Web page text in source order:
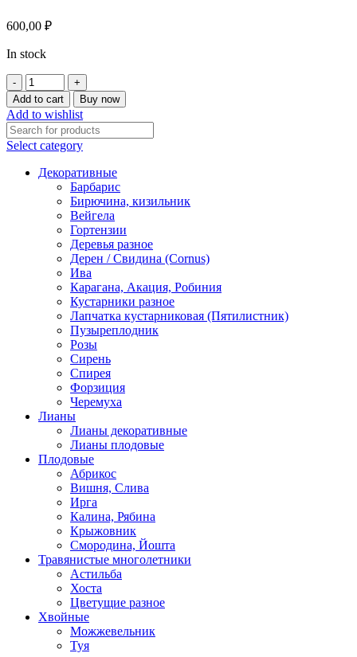
600,00 ₽
In stock
Вяз
приземистый
/
Вяз
мелколистный
(Ulmus
pumila)
100-
quantity
Add to cart Buy now
Add to wishlist
Select category
Декоративные
Барбарис
Бирючина, кизильник
Вейгела
Гортензии
Деревья разное
Дерен / Свидина (Cornus)
Ива
Карагана, Акация, Робиния
Кустарники разное
Лапчатка кустарниковая (Пятилистник)
Пузыреплодник
Розы
Сирень
Спирея
Форзиция
Черемуха
Лианы
Лианы декоративные
Лианы плодовые
Плодовые
Абрикос
Вишня, Слива
Ирга
Калина, Рябина
Крыжовник
Смородина, Йошта
Травянистые многолетники
Астильба
Хоста
Цветущие разное
Хвойные
Можжевельник
Туя